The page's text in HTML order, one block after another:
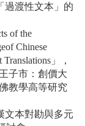
過渡性文本」的
of the
Chinese
Translations」，
子市：創價大
教學高等研究
文本對勘與多元